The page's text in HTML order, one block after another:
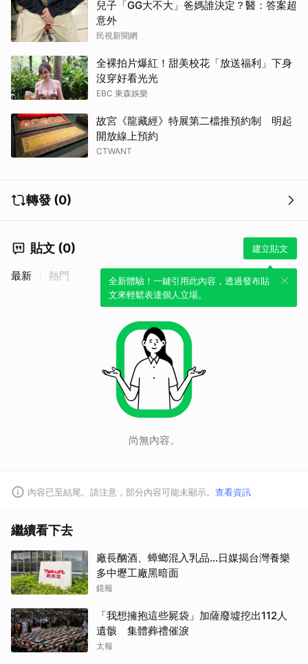
兒子「GG大不大」爸媽誰決定？醫：答案超
意外
民視新聞網
全裸拍片爆紅！甜美校花「放送福利」下身
沒穿好看光光
EBC 東森娛樂
故宮《龍藏經》特展第二檔推預約制 明起
開放線上預約
CTWANT
轉發 (0)
貼文 (0) 建立貼文
全新體驗！一鍵引用此內容，透過發布貼
文來輕鬆表達個人立場。
最新 熱門
尚無內容。
內容已至結尾。請注意，部分內容可能未顯示。 查看資訊
繼續看下去
廠長酗酒、蟑螂混入乳品...日媒揭台灣養樂
多中壢工廠黑暗面
鏡報
「我想擁抱這些屍袋」加薩廢墟挖出112人
遺骸 集體葬禮催淚
太報
取消